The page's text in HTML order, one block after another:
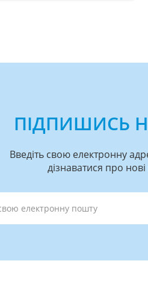
ПІДПИШИСЬ
Введіть свою електронну
дізнаватися про нові